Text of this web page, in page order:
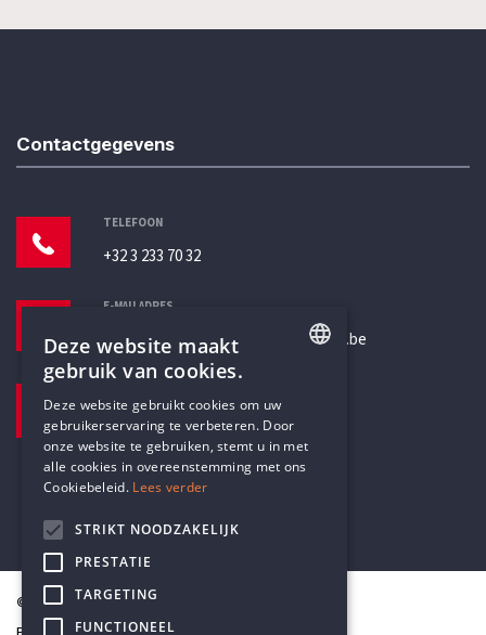
Contactgegevens
TELEFOON
+32 3 233 70 32
E-MAILADRES
secretariaat@humanistischverbond.be
Pottenbrug 4
Antwerpen, 2000
© Humanistisch Verbond 2026
DUTCH
Deze website maakt
gebruik van cookies.
Deze website gebruikt cookies om uw
gebruikerservaring te verbeteren. Door
onze website te gebruiken, stemt u in met
alle cookies in overeenstemming met ons
Cookiebeleid. Lees verder
STRIKT NOODZAKELIJK
PRESTATIE
TARGETING
FUNCTIONEEL